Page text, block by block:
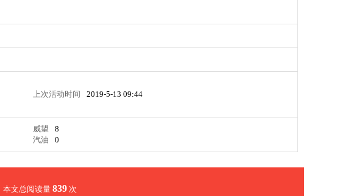
上次活动时间
2019-5-13 09:44
威望
8
汽油 0
本文总阅读量 839次